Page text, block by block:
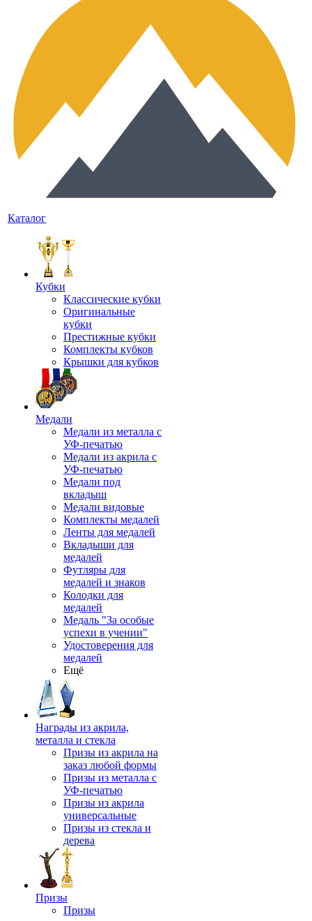
Каталог
Кубки
Классические кубки
Оригинальные
кубки
Престижные кубки
Комплекты кубков
Крышки для кубков
Медали
Медали из металла с
УФ-печатью
Медали из акрила с
УФ-печатью
Медали под
вкладыш
Медали видовые
Комплекты медалей
Ленты для медалей
Вкладыши для
медалей
Футляры для
медалей и знаков
Колодки для
медалей
Медаль "За особые
успехи в учении"
Удостоверения для
медалей
Ещё
Награды из акрила,
металла и стекла
Призы из акрила на
заказ любой формы
Призы из металла с
УФ-печатью
Призы из акрила
универсальные
Призы из стекла и
дерева
Призы
Призы